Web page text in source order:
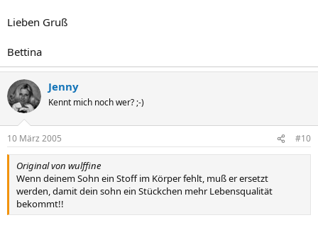
Lieben Gruß
Bettina
Jenny
Kennt mich noch wer? ;-)
10 März 2005 #10
Original von wulffine
Wenn deinem Sohn ein Stoff im Körper fehlt, muß er ersetzt
werden, damit dein sohn ein Stückchen mehr Lebensqualität
bekommt!!